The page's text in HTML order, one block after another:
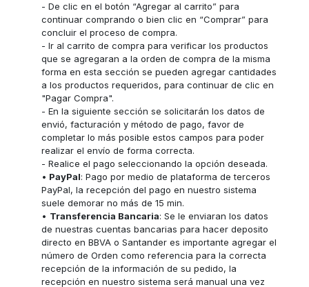
- De clic en el botón “Agregar al carrito” para
continuar comprando o bien clic en “Comprar” para
concluir el proceso de compra.
- Ir al carrito de compra para verificar los productos
que se agregaran a la orden de compra de la misma
forma en esta sección se pueden agregar cantidades
a los productos requeridos, para continuar de clic en
"Pagar Compra".
- En la siguiente sección se solicitarán los datos de
envió, facturación y método de pago, favor de
completar lo más posible estos campos para poder
realizar el envío de forma correcta.
- Realice el pago seleccionando la opción deseada.
• PayPal: Pago por medio de plataforma de terceros
PayPal, la recepción del pago en nuestro sistema
suele demorar no más de 15 min.
• Transferencia Bancaria: Se le enviaran los datos
de nuestras cuentas bancarias para hacer deposito
directo en BBVA o Santander es importante agregar el
número de Orden como referencia para la correcta
recepción de la información de su pedido, la
recepción en nuestro sistema será manual una vez